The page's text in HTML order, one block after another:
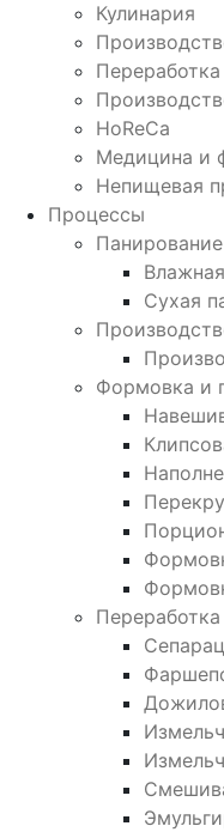
Кулинария
HoReCa
Медицина и
Непищевая
Процессы
Панирование
Сухая
Формовка и
Переработка